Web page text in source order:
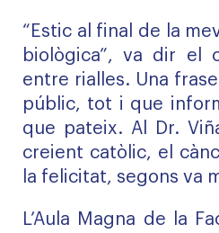
“Estic al final de la
biològica”, va dir el
entre rialles. Una
públic, tot i que
que pateix. Al Dr.
creient catòlic, el
la felicitat, segons va
L’Aula Magna de la